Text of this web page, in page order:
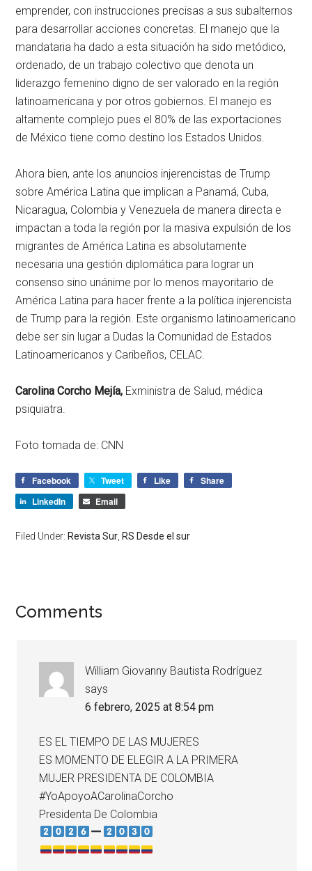
emprender, con instrucciones precisas a sus subalternos
para desarrollar acciones concretas. El manejo que la
mandataria ha dado a esta situación ha sido metódico,
ordenado, de un trabajo colectivo que denota un
liderazgo femenino digno de ser valorado en la región
latinoamericana y por otros gobiernos. El manejo es
altamente complejo pues el 80% de las exportaciones
de México tiene como destino los Estados Unidos.
Ahora bien, ante los anuncios injerencistas de Trump
sobre América Latina que implican a Panamá, Cuba,
Nicaragua, Colombia y Venezuela de manera directa e
impactan a toda la región por la masiva expulsión de los
migrantes de América Latina es absolutamente
necesaria una gestión diplomática para lograr un
consenso sino unánime por lo menos mayoritario de
América Latina para hacer frente a la política injerencista
de Trump para la región. Este organismo latinoamericano
debe ser sin lugar a Dudas la Comunidad de Estados
Latinoamericanos y Caribeños, CELAC.
Carolina Corcho Mejía, Exministra de Salud, médica
psiquiatra.
Foto tomada de: CNN
Facebook Tweet Like
Share
LinkedIn
Email
Filed Under: Revista Sur RS Desde el sur
Comments
William Giovanny Bautista Rodríguez
says
6 febrero, 2025 at 8:54 pm
ES EL TIEMPO DE LAS MUJERES
ES MOMENTO DE ELEGIR A LA PRIMERA
MUJER PRESIDENTA DE COLOMBIA
#YoApoyoACarolinaCorcho
Presidenta De Colombia